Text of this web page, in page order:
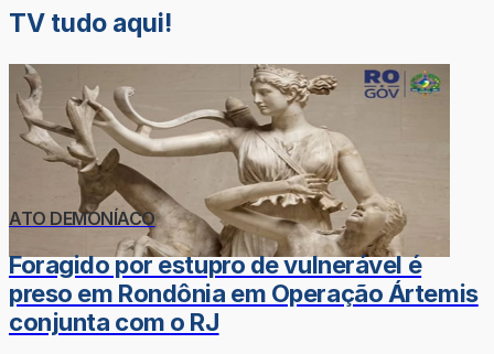
TV tudo aqui!
ATO DEMONÍACO
Foragido por estupro de vulnerável é
preso em Rondônia em Operação Ártemis
conjunta com o RJ